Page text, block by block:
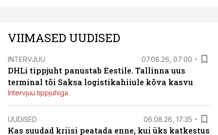
VIIMASED UUDISED
INTERVJUU 07.08.26, 07:00
DHLi tippjuht panustab Eestile. Tallinna uus
terminal tõi Saksa logistikahiiule kõva kasvu
Intervjuu tippjuhiga
UUDISED 06.08.26, 17:35
Kas suudad kriisi peatada enne, kui üks katkestus